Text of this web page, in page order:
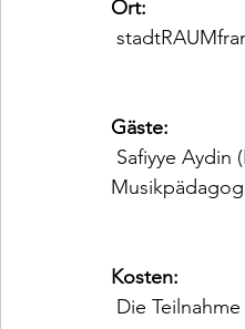
Ort:
Gäste:
Kosten: